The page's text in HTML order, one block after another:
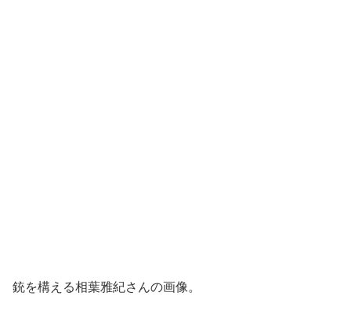
銃を構える相葉雅紀さんの画像。